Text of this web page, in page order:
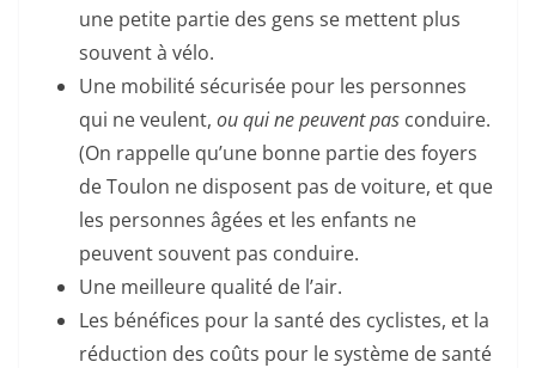
une petite partie des gens se mettent plus
souvent à vélo.
Une mobilité sécurisée pour les personnes
qui ne veulent, ou qui ne peuvent pas conduire.
(On rappelle qu’une bonne partie des foyers
de Toulon ne disposent pas de voiture, et que
les personnes âgées et les enfants ne
peuvent souvent pas conduire.
Une meilleure qualité de l’air.
Les bénéfices pour la santé des cyclistes, et la
réduction des coûts pour le système de santé